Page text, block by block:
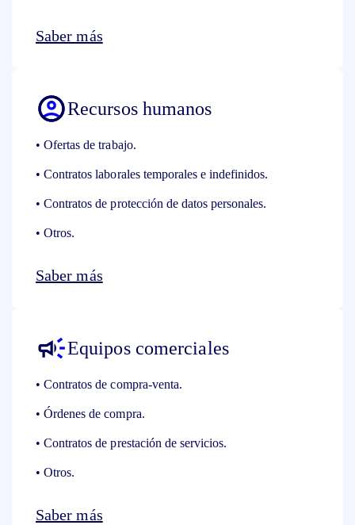
Saber más
Recursos humanos
• Ofertas de trabajo.
• Contratos laborales temporales e indefinidos.
• Contratos de protección de datos personales.
• Otros.
Saber más
Equipos comerciales
• Contratos de compra-venta.
• Órdenes de compra.
• Contratos de prestación de servicios.
• Otros.
Saber más